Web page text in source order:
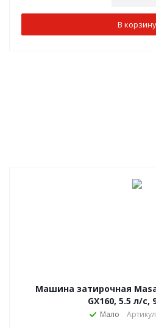
В корзину
Машина затирочная
GX160, 5.5 л/с,
Мало